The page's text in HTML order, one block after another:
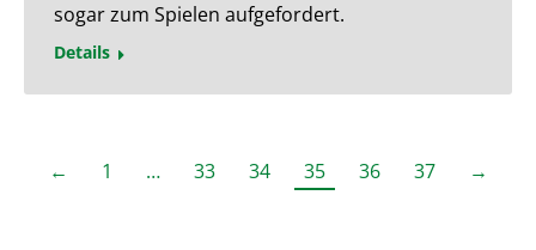
sogar zum Spielen aufgefordert.
Details
← 1 … 33 34 35 36 37 →